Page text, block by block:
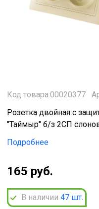
Код товара:00020377
Розетка двойная с
"Таймыр" б/з 2СП
Подробнее
165 руб.
В наличии 47 шт.